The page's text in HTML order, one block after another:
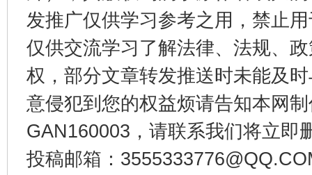
发推广仅供学习参考之用，禁止
仅供交流学习了解法律、法规、
权，部分文章转发推送时未能及
意侵犯到您的权益烦请告知本网
GAN160003，请联系我们将立即
投稿邮箱：
东山县通报“牛蛙产品抗生素超标问题” 法